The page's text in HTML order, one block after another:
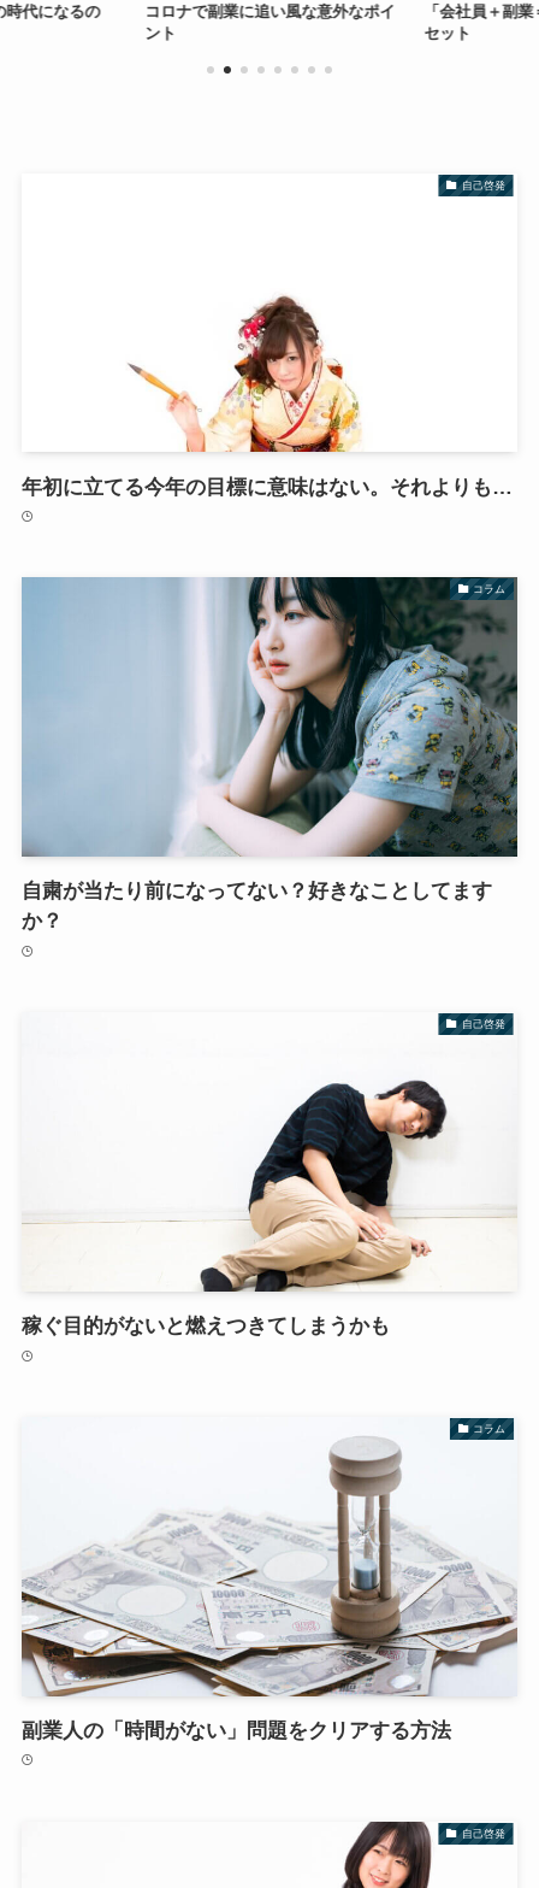
代になるの
コロナで副業に追い風な意外なポイ
ント
「会社員＋副業
セット
自己啓発
年初に立てる今年の目標に意味はない。それよりも…
コラム
自粛が当たり前になってない？好きなことしてます
か？
自己啓発
稼ぐ目的がないと燃えつきてしまうかも
コラム
副業人の「時間がない」問題をクリアする方法
自己啓発